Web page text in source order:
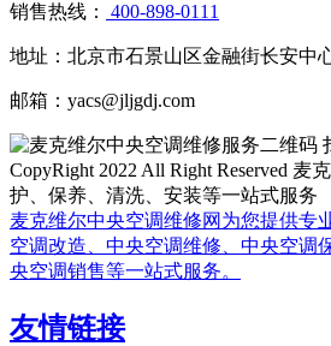
销售热线： 400-898-0111
地址：北京市石景山区金融街长安中
邮箱：yacs@jljgdj.com
CopyRight 2022 All Right Reserved 麦
护、保养、清洗、安装等一站式服务
麦克维尔中央空调维修网为您提供专
空调改造、中央空调维修、中央空调
央空调销售等一站式服务。
友情链接